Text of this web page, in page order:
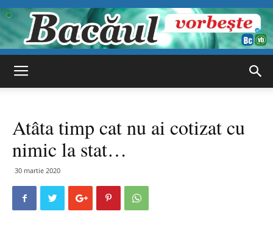
vorbește
Atâta timp cat nu ai cotizat cu
nimic la stat…
30 martie 2020